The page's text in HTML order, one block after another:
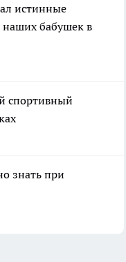
истинные
бабушек в
спортивный
знать при